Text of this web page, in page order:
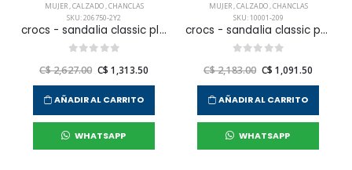
MUJER,CALZADO,CHANCLAS
SKU: 206750-2Y2
crocs - sandalia classic platform clog w para mujer
C$ 2,627.00 C$ 1,313.50
AÑADIR AL CARRITO
WHATSAPP
MUJER,CALZADO,CHANCLAS
SKU: 10001-209
crocs - sandalia classic para mujer
C$ 2,183.00 C$ 1,091.50
AÑADIR AL CARRITO
WHATSAPP